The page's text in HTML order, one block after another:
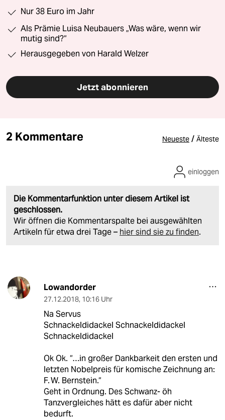
Nur 38 Euro im Jahr
Als Prämie Luisa Neubauers „Was wäre, wenn wir
mutig sind?“
Herausgegeben von Harald Welzer
Jetzt abonnieren
2 Kommentare Neueste / Älteste
Die Kommentarfunktion unter diesem Artikel ist
geschlossen.
Wir öffnen die Kommentarspalte bei ausgewählten
Artikeln für etwa drei Tage – hier sind sie zu finden.
einloggen
Lowandorder
27.12.2018, 10:16 Uhr
Na Servus
Schnackeldidackel Schnackeldidackel
Schnackeldidackel
Ok Ok. “…in großer Dankbarkeit den ersten und
letzten Nobelpreis für komische Zeichnung an:
F. W. Bernstein.“
Geht in Ordnung. Des Schwanz- öh
Tanzvergleiches hätt es dafür aber nicht
bedurft.